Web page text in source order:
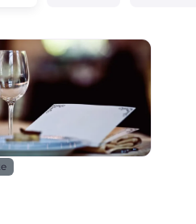
Horeca